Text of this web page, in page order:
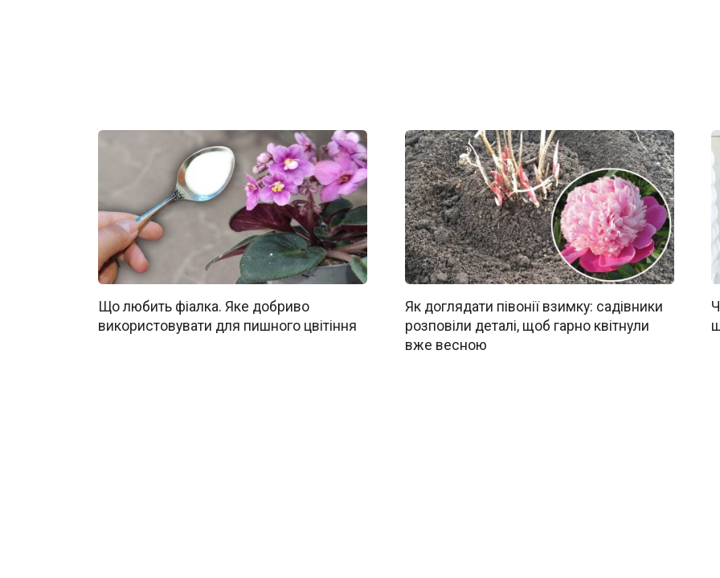
Що любить фіалка. Яке добриво
використовувати для пишного цвітіння
Як доглядати півонії взимку: садівники
розповіли деталі, щоб гарно квітнули
вже весною